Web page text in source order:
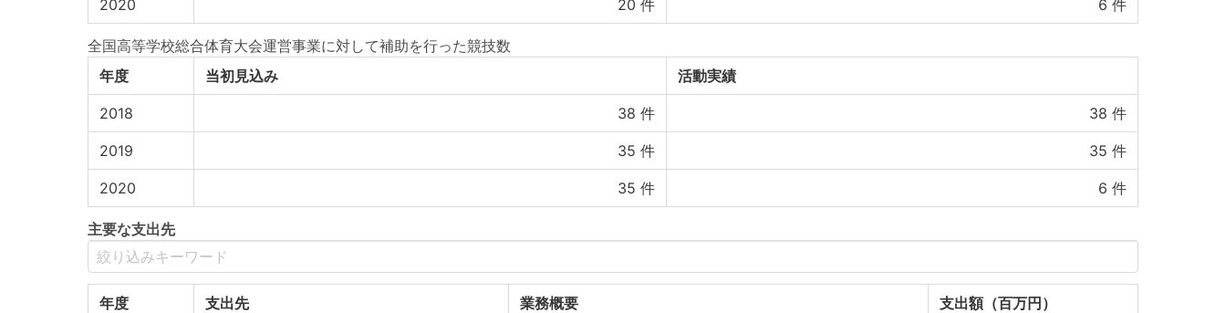
2020 20 件 6 件
全国高等学校総合体育大会運営事業に対して補助を行った競技数
年度
当初見込み 活動実績
2018 38 件 38 件
2019 35 件 35 件
2020 35 件 6 件
主要な支出先
年度 支出先 業務概要 支出額（百万円）